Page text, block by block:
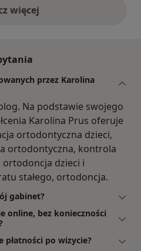
więcej
opinie powyżej
przez Karolina
Na podstawie swojego
Karolina Prus oferuje
ortodontyczna dzieci,
ortodontyczna, kontrola
dzieci i
stałego, ortodoncja.
gabinet?
online, bez konieczności
płatności po wizycie?